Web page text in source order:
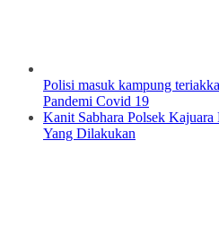
Polisi masuk kampung
Pandemi Covid 19
Kanit Sabhara Polsek Kajuara
Yang Dilakukan